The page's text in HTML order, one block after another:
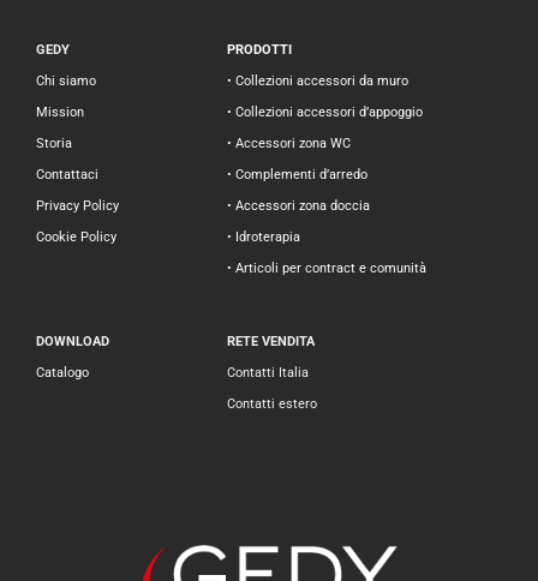
GEDY
Chi siamo
Mission
Storia
Contattaci
Privacy Policy
Cookie Policy
PRODOTTI
• Collezioni accessori da muro
• Collezioni accessori d’appoggio
• Accessori zona WC
• Complementi d’arredo
• Accessori zona doccia
• Idroterapia
• Articoli per contract e comunità
DOWNLOAD
Catalogo
RETE VENDITA
Contatti Italia
Contatti estero